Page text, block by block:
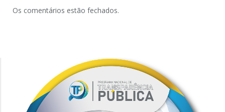
Os comentários estão fechados.